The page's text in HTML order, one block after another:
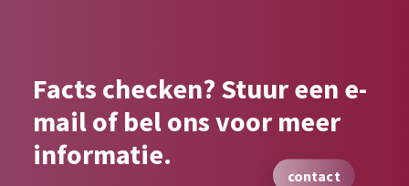
Facts checken? Stuur een e-
mail of bel ons voor meer
informatie.
contact